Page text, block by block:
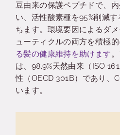
豆由来の保護ペプチドで、
い、活性酸素種を95%削減
ちます。環境要因によるダ
ューティクルの両方を積極的
る髪の健康維持を助けます
は、98.9%天然由来（ISO
性（OECD 301B）であり、
います。